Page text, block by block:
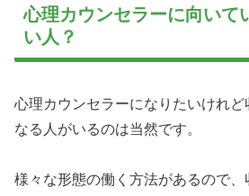
心理カウンセラーに向いて
い人？
心理カウンセラーになりたいけれ
なる人がいるのは当然です。
様々な形態の働く方法があるので